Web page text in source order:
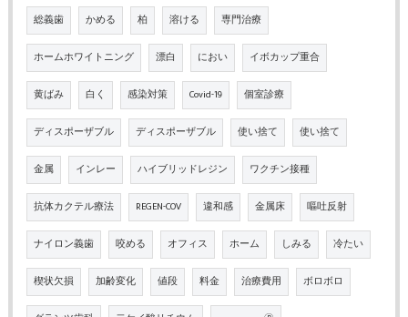
総義歯 かめる 柏 溶ける 専門治療
ホームホワイトニング 漂白 におい イボカップ重合
黄ばみ 白く 感染対策 Covid-19 個室診療
ディスポーザブル ディスポーザブル 使い捨て 使い捨て
金属 インレー ハイブリッドレジン ワクチン接種
抗体カクテル療法 REGEN-COV 違和感 金属床 嘔吐反射
ナイロン義歯 咬める オフィス ホーム しみる 冷たい
楔状欠損 加齢変化 値段 料金 治療費用 ボロボロ